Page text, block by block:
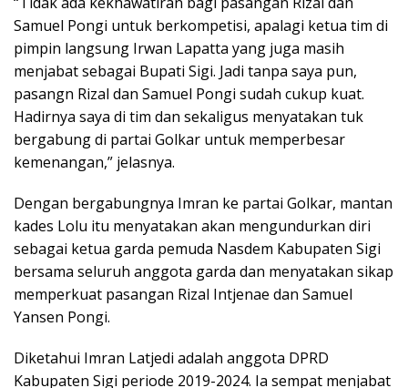
Samuel Pongi untuk berkompetisi, apalagi ketua tim di
pimpin langsung Irwan Lapatta yang juga masih
menjabat sebagai Bupati Sigi. Jadi tanpa saya pun,
pasangn Rizal dan Samuel Pongi sudah cukup kuat.
Hadirnya saya di tim dan sekaligus menyatakan tuk
bergabung di partai Golkar untuk memperbesar
kemenangan,” jelasnya.
Dengan bergabungnya Imran ke partai Golkar, mantan
kades Lolu itu menyatakan akan mengundurkan diri
sebagai ketua garda pemuda Nasdem Kabupaten Sigi
bersama seluruh anggota garda dan menyatakan sikap
memperkuat pasangan Rizal Intjenae dan Samuel
Yansen Pongi.
Diketahui Imran Latjedi adalah anggota DPRD
Kabupaten Sigi periode 2019-2024. Ia sempat menjabat